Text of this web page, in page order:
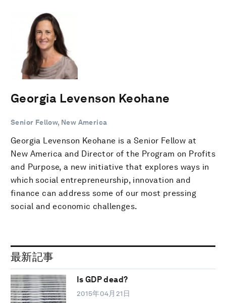
Georgia Levenson Keohane
Senior Fellow, New America
Georgia Levenson Keohane is a Senior Fellow at
New America and Director of the Program on Profits
and Purpose, a new initiative that explores ways in
which social entrepreneurship, innovation and
finance can address some of our most pressing
social and economic challenges.
最新記事
Is GDP dead?
2015年04月21日